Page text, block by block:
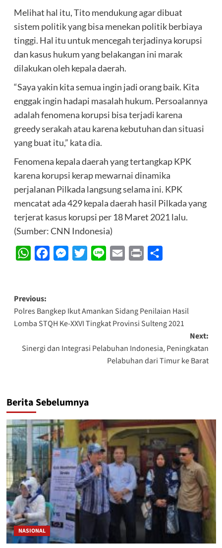
Melihat hal itu, Tito mendukung agar dibuat
sistem politik yang bisa menekan politik berbiaya
tinggi. Hal itu untuk mencegah terjadinya korupsi
dan kasus hukum yang belakangan ini marak
dilakukan oleh kepala daerah.
“Saya yakin kita semua ingin jadi orang baik. Kita
enggak ingin hadapi masalah hukum. Persoalannya
adalah fenomena korupsi bisa terjadi karena
greedy serakah atau karena kebutuhan dan situasi
yang buat itu,” kata dia.
Fenomena kepala daerah yang tertangkap KPK
karena korupsi kerap mewarnai dinamika
perjalanan Pilkada langsung selama ini. KPK
mencatat ada 429 kepala daerah hasil Pilkada yang
terjerat kasus korupsi per 18 Maret 2021 lalu.
(Sumber: CNN Indonesia)
WhatsAppFacebookMessenger
Twitter Line Email Print
Post
navigation
Previous:
Polres Bangkep Ikut Amankan Sidang Penilaian Hasil
Lomba STQH Ke-XXVI Tingkat Provinsi Sulteng 2021
Next:
Sinergi dan Integrasi Pelabuhan Indonesia, Peningkatan
Pelabuhan dari Timur ke Barat
Berita Sebelumnya
NASIONAL